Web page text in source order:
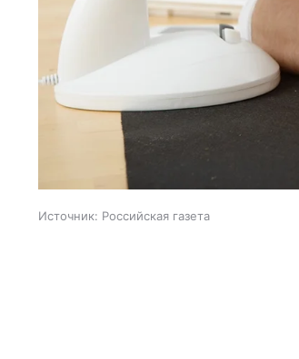
Источник: Российская газета